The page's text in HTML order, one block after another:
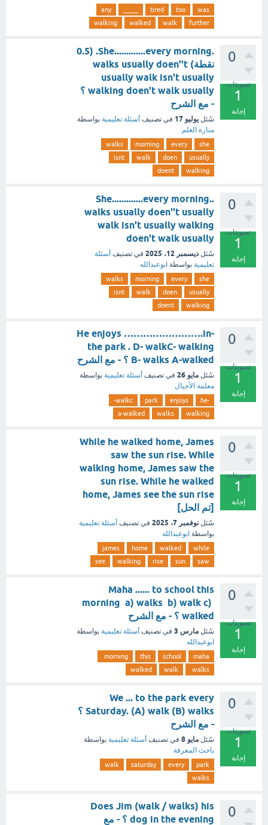
was
too
tired
any
further
walk
walked
walking
0
تصويتات
1
إجابة
.She.............every morning. (0.5
نقطة) walks usually doen''t
usually walk isn't usually
walking doen't walk usually ؟
- مع الشرح
سُئل يوليو 17 في تصنيف أسئلة تعليمية بواسطة
منارة العلم
she
every
morning
walks
usually
doen
walk
isnt
walking
doent
0
تصويتات
1
إجابة
.She.............every morning.
walks usually doen''t usually
walk isn't usually walking
doen't walk usually
سُئل ديسمبر 12، 2025 في تصنيف أسئلة
تعليمية بواسطة ابوعبدالله
she
every
morning
walks
usually
doen
walk
isnt
walking
doent
0
تصويتات
1
إجابة
-He enjoys …………………….in
the park . D- walkC- walking
B- walks A-walked ؟ - مع الشرح
سُئل مايو 26 في تصنيف أسئلة تعليمية بواسطة
معلمة الأجيال
-he
enjoys
park
walkc-
walking
walks
a-walked
0
تصويتات
1
إجابة
While he walked home, James
saw the sun rise. While
walking home, James saw the
sun rise. While he walked
home, James see the sun rise
[تم الحل]
سُئل نوفمبر 7، 2025 في تصنيف أسئلة تعليمية
بواسطة ابوعبدالله
while
walked
home
james
saw
sun
rise
walking
see
0
تصويتات
1
إجابة
Maha ...... to school this
morning a) walks b) walk c)
walked ؟ - مع الشرح
سُئل مارس 3 في تصنيف أسئلة تعليمية بواسطة
ابوعبدالله
maha
school
this
morning
walks
walk
walked
0
تصويتات
1
إجابة
We ... to the park every
Saturday. (A) walk (B) walks ؟
- مع الشرح
سُئل مايو 8 في تصنيف أسئلة تعليمية بواسطة
باحث المعرفة
park
every
saturday
walk
walks
0
Does Jim (walk / walks) his
dog in the evening ؟ - مع